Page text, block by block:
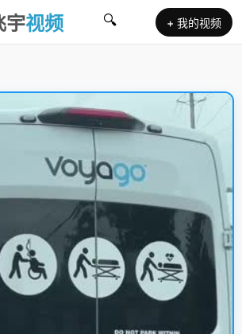
宇视频 🔍 + 我的视频